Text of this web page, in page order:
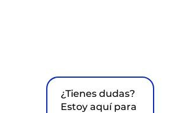
¿Tienes dudas?
Estoy aquí para